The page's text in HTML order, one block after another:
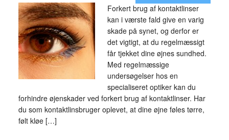
Forkert brug af kontaktlinser
kan i værste fald give en varig
skade på synet, og derfor er
det vigtigt, at du regelmæssigt
får tjekket dine øjnes sundhed.
Med regelmæssige
undersøgelser hos en
specialiseret optiker kan du
forhindre øjenskader ved forkert brug af kontaktlinser. Har
du som kontaktlinsbruger oplevet, at dine øjne føles tørre,
følt kløe […]